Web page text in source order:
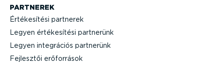
PARTNEREK
Értéke­sítési partnerek
Legyen értéke­sítési partnerünk
Legyen integrációs partnerünk
Fejlesztői erőforrások